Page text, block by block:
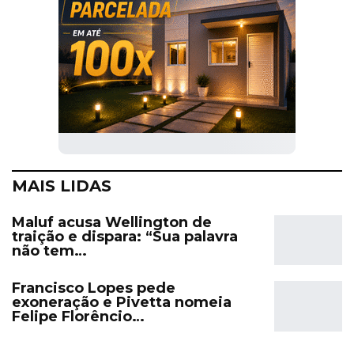
MAIS LIDAS
Maluf acusa Wellington de
traição e dispara: “Sua palavra
não tem…
Francisco Lopes pede
exoneração e Pivetta nomeia
Felipe Florêncio…